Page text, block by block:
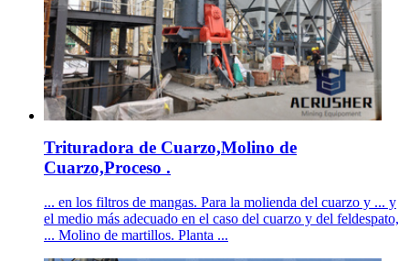
Trituradora de Cuarzo,Molino de
Cuarzo,Proceso .
... en los filtros de mangas. Para la molienda del cuarzo y ... y
el medio más adecuado en el caso del cuarzo y del feldespato,
... Molino de martillos. Planta ...